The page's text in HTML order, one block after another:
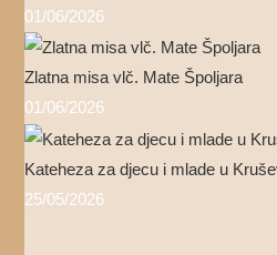
01/06/2026
Zlatna misa vlč. Mate Špoljara
01/06/2026
Kateheza za djecu i mlade u
25/05/2026